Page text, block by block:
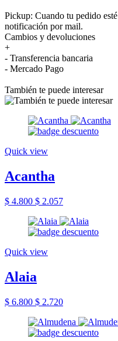
Pickup: Cuando tu pedido
notificación por mail.
Cambios y devoluciones
+
- Transferencia bancaria
- Mercado Pago
También te puede interesar
Quick view
Acantha
$ 4.800 $ 2.057
Quick view
Alaia
$ 6.800 $ 2.720